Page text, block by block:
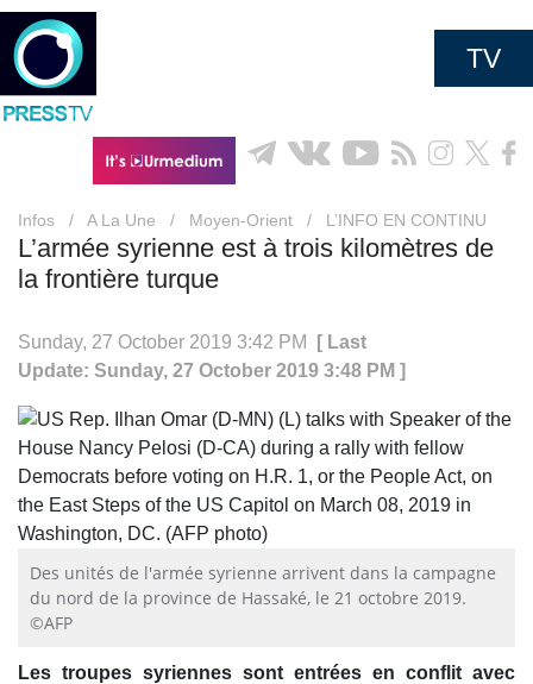
TV
Infos / A La Une / Moyen-Orient / L’INFO EN CONTINU
L’armée syrienne est à trois kilomètres de
la frontière turque
Sunday, 27 October 2019 3:42 PM
[ Last
Update: Sunday, 27 October 2019 3:48 PM ]
Des unités de l'armée syrienne arrivent dans la campagne
du nord de la province de Hassaké, le 21 octobre 2019.
©AFP
Les troupes syriennes sont entrées en conflit avec